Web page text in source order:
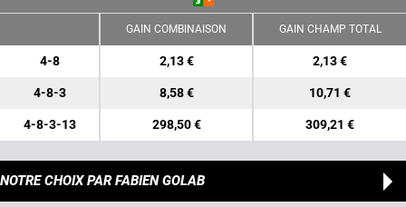
GAIN COMBINAISON GAIN CHAMP TOTAL
4-8 2,13 € 2,13 €
4-8-3 8,58 € 10,71 €
4-8-3-13 298,50 € 309,21 €
NOTRE CHOIX PAR FABIEN GOLAB